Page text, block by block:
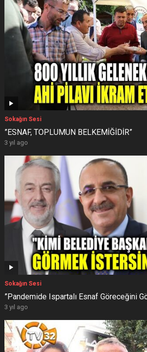
Sokağın Sesi
”ESNAF, TOPLUMUN BELKEMİĞİDİR”
3 yıl ago
Sokağın Sesi
”Pandemide Ispartalı Esnaf Göreceğini
3 yıl ago